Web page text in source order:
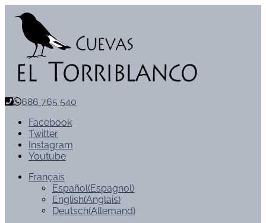
686 765 540
Facebook
Twitter
Instagram
Youtube
Français
Español(Espagnol)
English(Anglais)
Deutsch(Allemand)